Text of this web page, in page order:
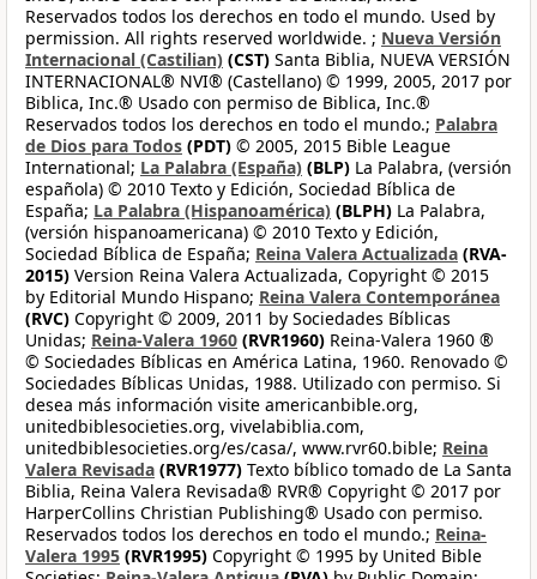
Reservados todos los derechos en todo el mundo. Used by
permission. All rights reserved worldwide. ; Nueva Versión
Internacional (Castilian) (CST) Santa Biblia, NUEVA VERSIÓN
INTERNACIONAL® NVI® (Castellano) © 1999, 2005, 2017 por
Biblica, Inc.® Usado con permiso de Biblica, Inc.®
Reservados todos los derechos en todo el mundo.; Palabra
de Dios para Todos (PDT) © 2005, 2015 Bible League
International; La Palabra (España) (BLP) La Palabra, (versión
española) © 2010 Texto y Edición, Sociedad Bíblica de
España; La Palabra (Hispanoamérica) (BLPH) La Palabra,
(versión hispanoamericana) © 2010 Texto y Edición,
Sociedad Bíblica de España; Reina Valera Actualizada (RVA-
2015) Version Reina Valera Actualizada, Copyright © 2015
by Editorial Mundo Hispano; Reina Valera Contemporánea
(RVC) Copyright © 2009, 2011 by Sociedades Bíblicas
Unidas; Reina-Valera 1960 (RVR1960) Reina-Valera 1960 ®
© Sociedades Bíblicas en América Latina, 1960. Renovado ©
Sociedades Bíblicas Unidas, 1988. Utilizado con permiso. Si
desea más información visite americanbible.org,
unitedbiblesocieties.org, vivelabiblia.com,
unitedbiblesocieties.org/es/casa/, www.rvr60.bible; Reina
Valera Revisada (RVR1977) Texto bíblico tomado de La Santa
Biblia, Reina Valera Revisada® RVR® Copyright © 2017 por
HarperCollins Christian Publishing® Usado con permiso.
Reservados todos los derechos en todo el mundo.; Reina-
Valera 1995 (RVR1995) Copyright © 1995 by United Bible